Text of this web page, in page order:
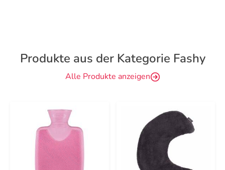
Produkte aus der Kategorie Fashy
Alle Produkte anzeigen